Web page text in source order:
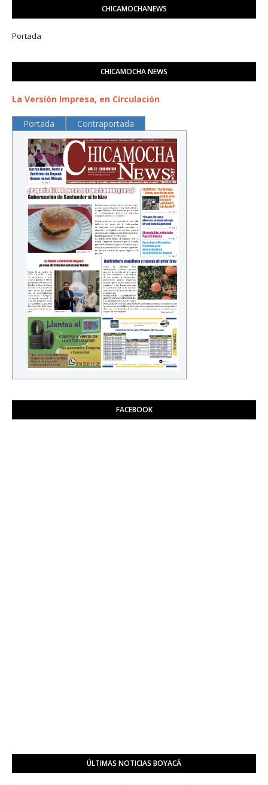
CHICAMOCHANEWS
Portada
CHICAMOCHA NEWS
La Versión Impresa, en Circulación
Portada Contraportada
FACEBOOK
ÚLTIMAS NOTICIAS BOYACÁ